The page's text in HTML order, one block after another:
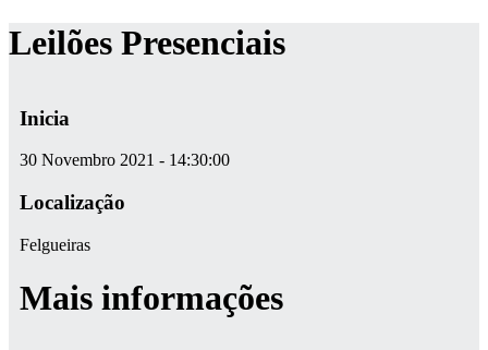
Leilões Presenciais
Inicia
30 Novembro 2021 - 14:30:00
Localização
Felgueiras
Mais informações